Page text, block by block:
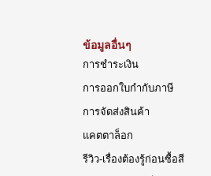
ข้อมูลอื่นๆ
การชำระเงิน
การออกใบกำกับภาษี
การจัดส่งสินค้า
แคตตาล็อก
รีวิว-เรื่องต้องรู้ก่อนซื้อสี